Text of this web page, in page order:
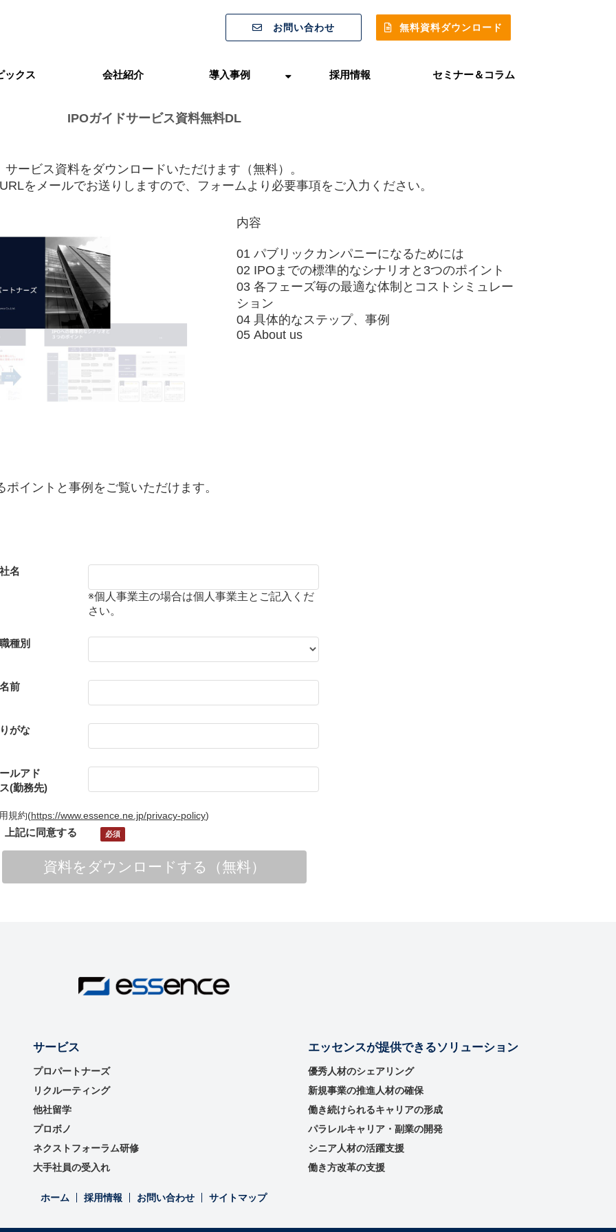
お問い合わせ 無料資料ダウンロード
ックス 会社紹介 導入事例 採用情報 セミナー＆コラム
IPOガイドサービス資料無料DL
サービス資料をダウンロードいただけます（無料）。
をメールでお送りしますので、フォームより必要事項をご入力ください。
内容
01 パブリックカンパニーになるためには
02 IPOまでの標準的なシナリオと3つのポイント
03 各フェーズ毎の最適な体制とコストシミュレー
ション
04 具体的なステップ、事例
05 About us
ポイントと事例をご覧いただけます。
名
※個人事業主の場合は個人事業主とご記入くだ
さい。
種別
前
がな
ルアド
(勤務先)
規約(https://www.essence.ne.jp/privacy-policy)
上記に同意する
サービス
プロパートナーズ
リクルーティング
他社留学
プロボノ
ネクストフォーラム研修
大手社員の受入れ
エッセンスが提供できるソリューション
優秀⼈材のシェアリング
新規事業の推進⼈材の確保
働き続けられるキャリアの形成
パラレルキャリア・副業の開発
シニア人材の活躍支援
働き方改革の支援
ホーム 採用情報 お問い合わせ サイトマップ